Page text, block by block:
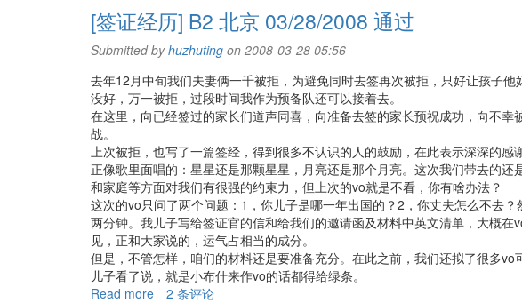
证
经
历]
B2
北
京
03/24/2008
过
[签证经历] B2 北京 03/28/2008 通过
Submitted byhuzhuting on 2008-03-28 05:56
去年12月中旬我们夫妻俩一千被拒，为避免同时去签再次被拒，只好让孩子
没好，万一被拒，过段时间我作为预备队还可以接着去。
在这里，向已经签过的家长们道声同喜，向准备去签的家长预祝成功，向不
战。
上次被拒，也写了一篇签经，得到很多不认识的人的鼓励，在此表示深深的感
正像歌里面唱的：星星还是那颗星星，月亮还是那个月亮。这次我们带去的
和家庭等方面对我们有很强的约束力，但上次的vo就是不看，你有啥办法？
这次的vo只问了两个问题：1，你儿子是哪一年出国的？2，你丈夫怎么不去
两分钟。我儿子写给签证官的信和给我们的邀请函及材料中英文清单，大概
见，正和大家说的，运气占相当的成分。
但是，不管怎样，咱们的材料还是要准备充分。在此之前，我们还拟了很多
儿子看了说，就是小布什来作vo的话都得给绿条。
Read more about
2 条评论